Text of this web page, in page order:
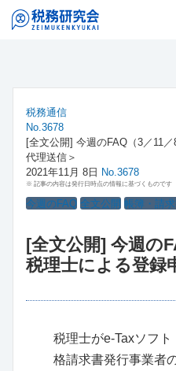
税務通信
No.3678
[全文公開] 今週のFAQ（3／11
代理送信＞
2021年11月 8日 No.3678
※ 記事の内容は発行日時点の情報に基づくものです
今週のFAQ 全文公開 帳簿・請
[全文公開] 今週の
税理士による登録
税理士がe-Taxソフ
格請求書発行事業者